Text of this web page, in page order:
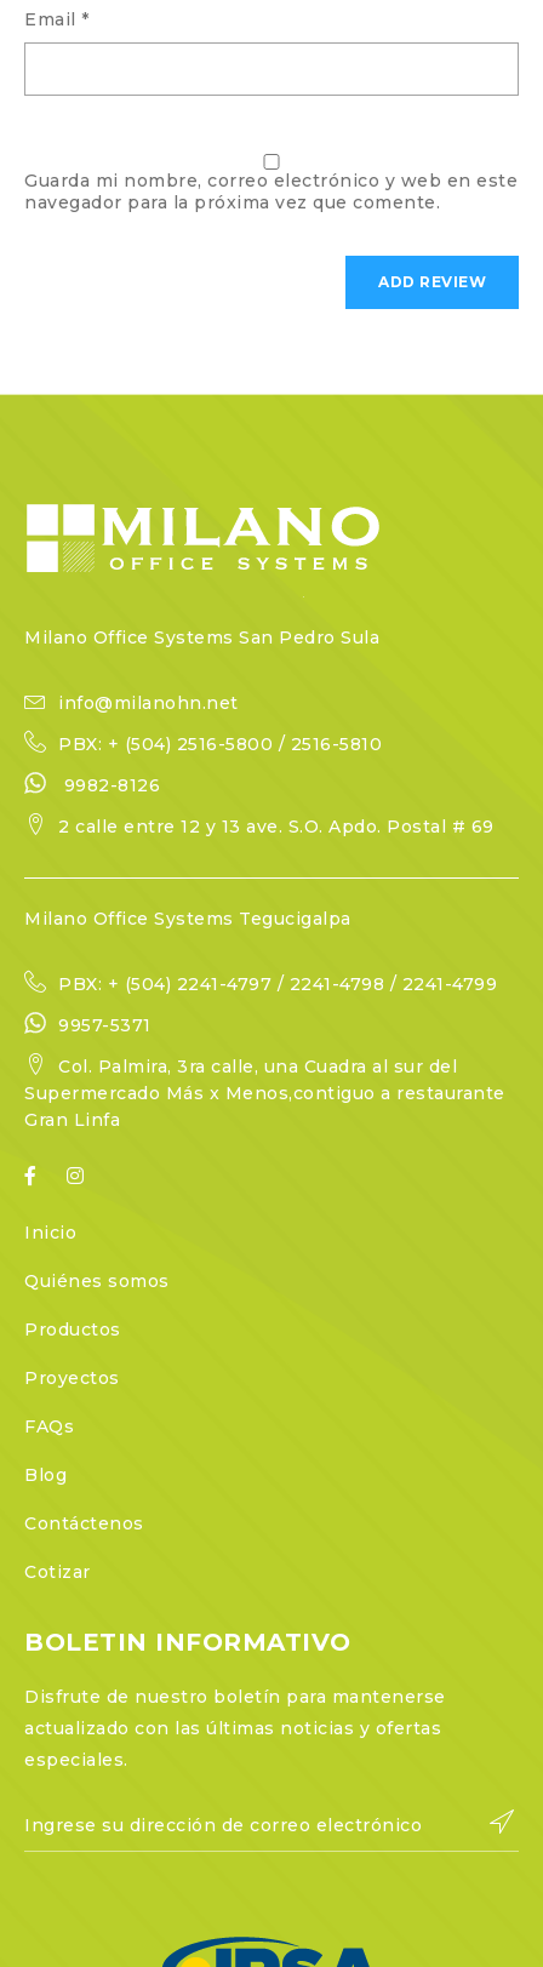
Email *
Guarda mi nombre, correo electrónico y web en este
navegador para la próxima vez que comente.
Milano Office Systems San Pedro Sula
info@milanohn.net
PBX: + (504) 2516-5800 / 2516-5810
9982-8126
2 calle entre 12 y 13 ave. S.O. Apdo. Postal # 69
Milano Office Systems Tegucigalpa
PBX: + (504) 2241-4797 / 2241-4798 / 2241-4799
9957-5371
Col. Palmira, 3ra calle, una Cuadra al sur del
Supermercado Más x Menos,contiguo a restaurante
Gran Linfa
Inicio
Quiénes somos
Productos
Proyectos
FAQs
Blog
Contáctenos
Cotizar
BOLETIN INFORMATIVO
Disfrute de nuestro boletín para mantenerse
actualizado con las últimas noticias y ofertas
especiales.